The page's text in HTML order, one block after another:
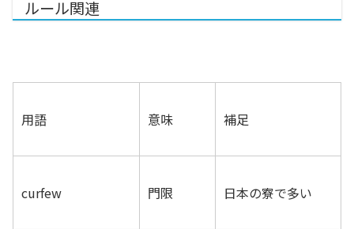
ルール関連
用語 意味 補足
curfew 門限 日本の寮で多い